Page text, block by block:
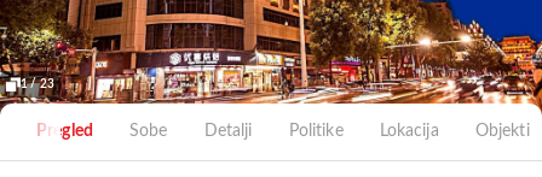
1 / 23
Pregled Sobe Detalji Politike Lokacija Objekti